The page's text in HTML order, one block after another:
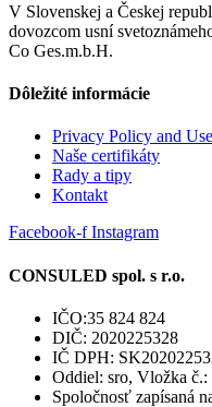
V Slovenskej a Českej
dovozcom usní
Co Ges.m.b.H.
Dôležité informácie
Privacy Policy and
Naše certifikáty
Rady a tipy
Kontakt
Facebook-f Instagram
CONSULED spol. s r.o.
IČO:35 824 824
DIČ: 2020225328
IČ DPH:
Oddiel: sro, Vložka č.:
Spoločnosť zapísaná